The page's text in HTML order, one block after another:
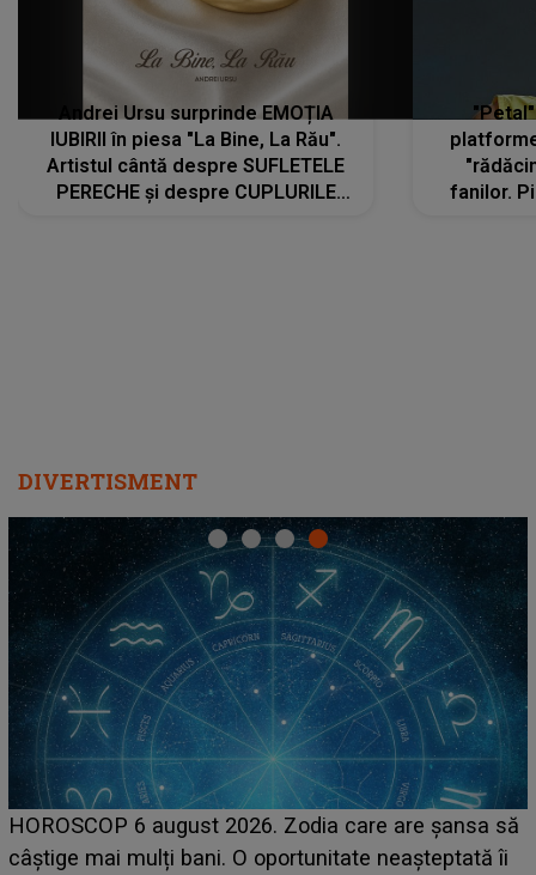
Andrei Ursu surprinde EMOȚIA
IUBIRII în piesa "La Bine, La Rău".
Artistul cântă despre SUFLETELE
PERECHE și despre CUPLURILE
fanilor.
DIVERTISMENT
LINE-UP UNTOLD ONE, ziua 2. La ce oră urcă pe
scena principală a festivalului Zara Larsson? Artista